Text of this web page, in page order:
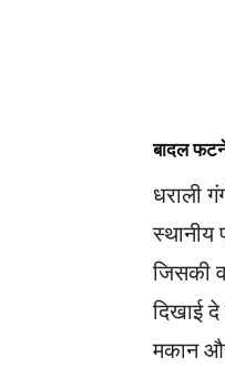
बादल फटने
धराली
स्थानीय
जिसकी
दिखाई
मकान